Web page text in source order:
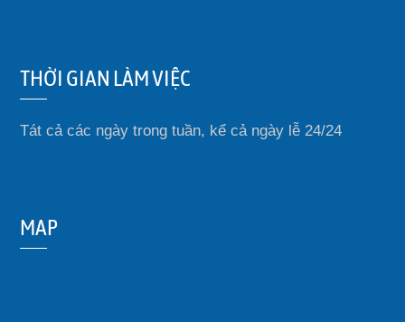
THỜI GIAN LÀM VIỆC
Tát cả các ngày trong tuần, kể cả ngày lễ 24/24
MAP